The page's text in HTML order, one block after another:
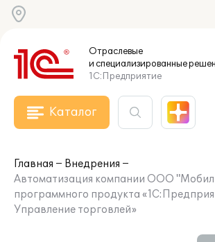
Отраслевые
и специализированные
1С:Предприятие
Каталог
Главная
Внедрения
Автоматизация компании ООО
программного продукта
Управление торговлей»